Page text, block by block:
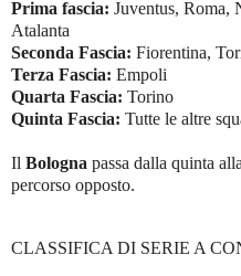
Prima fascia: Juventus, Roma,
Atalanta
Seconda Fascia: Fiorentina,
Terza Fascia: Empoli
Quarta Fascia: Torino
Quinta Fascia: Tutte le altre
Il Bologna passa dalla quinta
percorso opposto.
CLASSIFICA DI SERIE A